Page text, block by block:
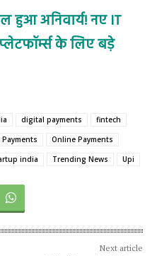
हुआ अनिवार्य! नए IT
के लिए बड़े
digital payments
fintech
Online Payments
india Trending News Upi
Next article